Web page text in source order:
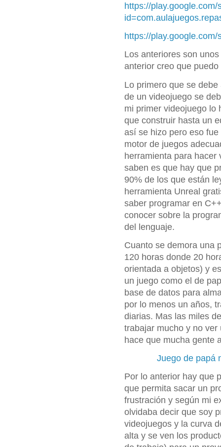
https://
https://
Los anteriores son
anterior creo que
Lo primero que se
de un videojuego se
mi primer videojuego lo
que construir hasta un
así se hizo pero eso
motor de juegos
herramienta para hacer
saben es que hay que
90% de los que están
herramienta Unreal
saber programar en
conocer sobre la
del lenguaje.
Cuanto se demora una
120 horas donde 20
orientada a objetos) y
un juego como el de
base de datos para
por lo menos un años,
diarias. Mas las miles
trabajar mucho y no
hace que mucha gente
Juego de papá
Por lo anterior hay que
que permita sacar un
frustración y según mi
olvidaba decir que soy
videojuegos y la curva
alta y se ven los